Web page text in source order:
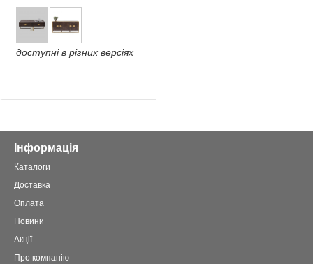
доступні в різних версіях
Інформація
Каталоги
Доставка
Оплата
Новини
Акції
Про компанію